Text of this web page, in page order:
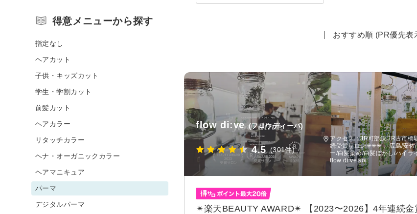
おすすめ順 (PR優先表
flow di:ve (フロウディーバ)
4.5 (301件)
アクセス：JR可部線 JR古市
続受賞サロン✳︎✳︎✳︎ 、広島/安佐
ー/白髪染め/白髪ぼかし/ハイラ
flow di:ve soi
✴︎楽天BEAUTY AWARD✴︎ 【2023〜2026】4年連続金
得意メニューから探す
指定なし
ヘアカット
子供・キッズカット
学生・学割カット
前髪カット
ヘアカラー
リタッチカラー
ヘナ・オーガニックカラー
ヘアマニキュア
パーマ
デジタルパーマ